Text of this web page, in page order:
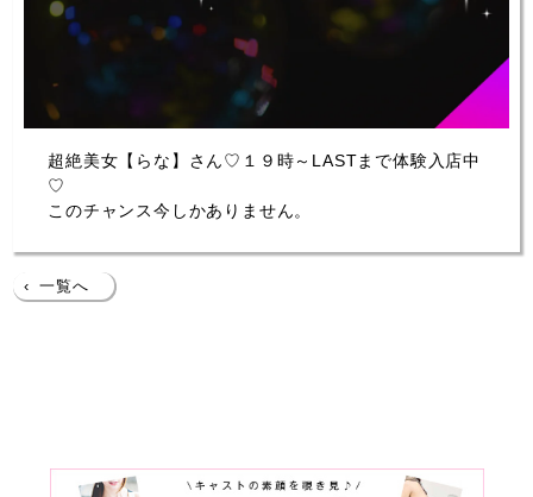
超絶美女【らな】さん♡１９時～LASTまで体験入店中
♡
このチャンス今しかありません。
‹ 一覧へ